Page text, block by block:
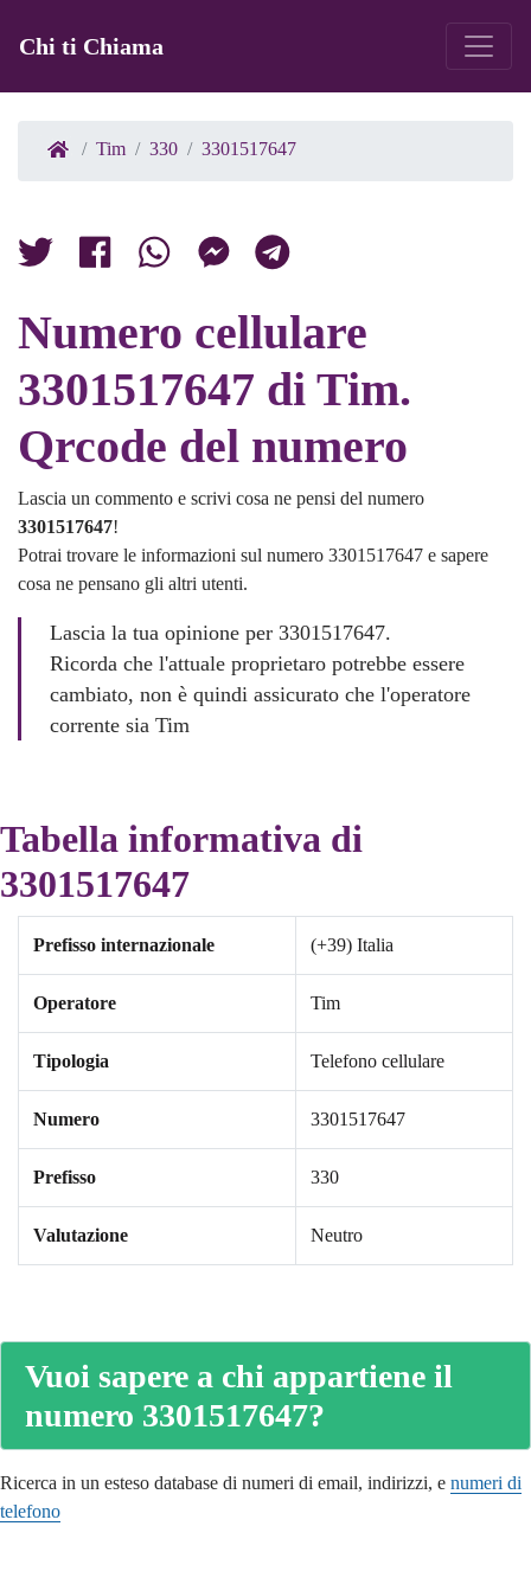
Chi ti Chiama
Tim 330 3301517647
Numero cellulare
3301517647 di Tim.
Qrcode del numero
Lascia un commento e scrivi cosa ne pensi del numero
3301517647!
Potrai trovare le informazioni sul numero 3301517647 e sapere
cosa ne pensano gli altri utenti.
Lascia la tua opinione per 3301517647.
Ricorda che l'attuale proprietaro potrebbe essere
cambiato, non è quindi assicurato che l'operatore
corrente sia Tim
Tabella informativa di
3301517647
Prefisso internazionale (+39) Italia
Operatore Tim
Tipologia Telefono cellulare
Numero 3301517647
Prefisso 330
Valutazione Neutro
Vuoi sapere a chi appartiene il
numero 3301517647?
Ricerca in un esteso database di numeri di email, indirizzi, e numeri di
telefono